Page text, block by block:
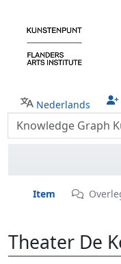
Nederlands
Item
Theater De